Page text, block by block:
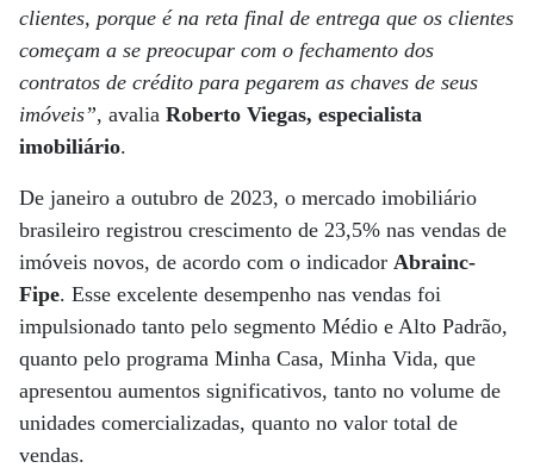
clientes, porque é na reta final de entrega que os clientes
começam a se preocupar com o fechamento dos
contratos de crédito para pegarem as chaves de seus
imóveis”, avalia Roberto Viegas, especialista
imobiliário.
De janeiro a outubro de 2023, o mercado imobiliário
brasileiro registrou crescimento de 23,5% nas vendas de
imóveis novos, de acordo com o indicador Abrainc-
Fipe. Esse excelente desempenho nas vendas foi
impulsionado tanto pelo segmento Médio e Alto Padrão,
quanto pelo programa Minha Casa, Minha Vida, que
apresentou aumentos significativos, tanto no volume de
unidades comercializadas, quanto no valor total de
vendas.